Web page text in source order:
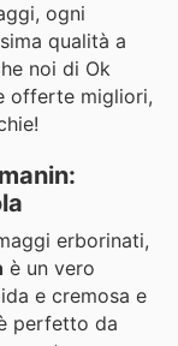
ogni
qualità a
noi di Ok
offerte migliori,
erborinati,
è un vero
e cremosa e
perfetto da